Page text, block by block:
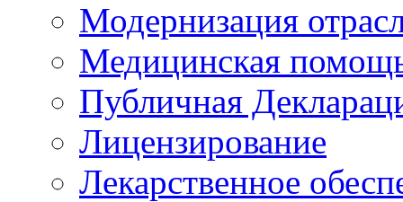
Модернизация
Медицинская
Публичная
Лицензирование
Лекарственное